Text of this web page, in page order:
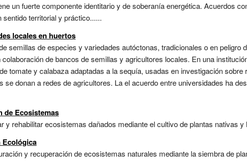
un fuerte componente identitario y de soberanía energética. Acuerdos
territorial y práctico......
locales en huertos
semillas de especies y variedades autóctonas, tradicionales o en peligro
de bancos de semillas y agricultores locales. En una
tomate y calabaza adaptadas a la sequía, usadas en investigación
se donan a redes de agricultores. La el acuerdo entre universidades ha
de Ecosistemas
y rehabilitar ecosistemas dañados mediante el cultivo de plantas nativas
Ecológica
y recuperación de ecosistemas naturales mediante la siembra de